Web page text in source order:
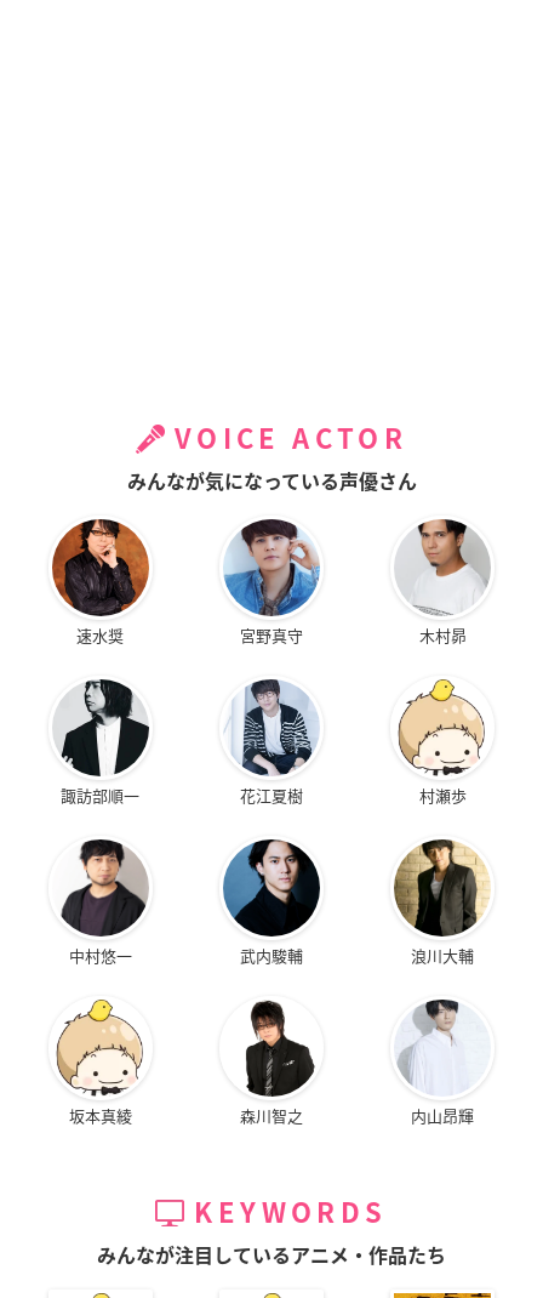
VOICE ACTOR
みんなが気になっている声優さん
速水奨 宮野真守 木村昴
諏訪部順一 花江夏樹 村瀬歩
中村悠一 武内駿輔 浪川大輔
坂本真綾 森川智之 内山昂輝
KEYWORDS
みんなが注目しているアニメ・作品たち